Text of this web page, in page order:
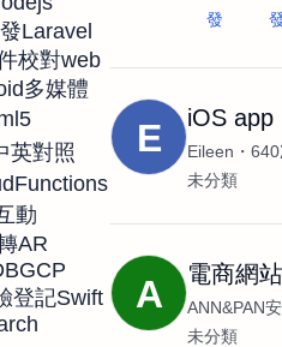
Laravel
校對web
多媒體
英對照
動
AR
GCP
登記Swift
發
E iOS app
Eileen
未分類
A 電商網
ANN&PAN
未分類